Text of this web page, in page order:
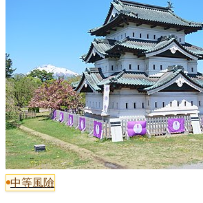
中等風險